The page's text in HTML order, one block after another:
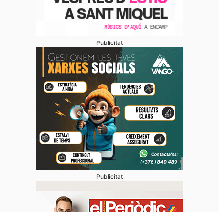
Publicitat
Publicitat